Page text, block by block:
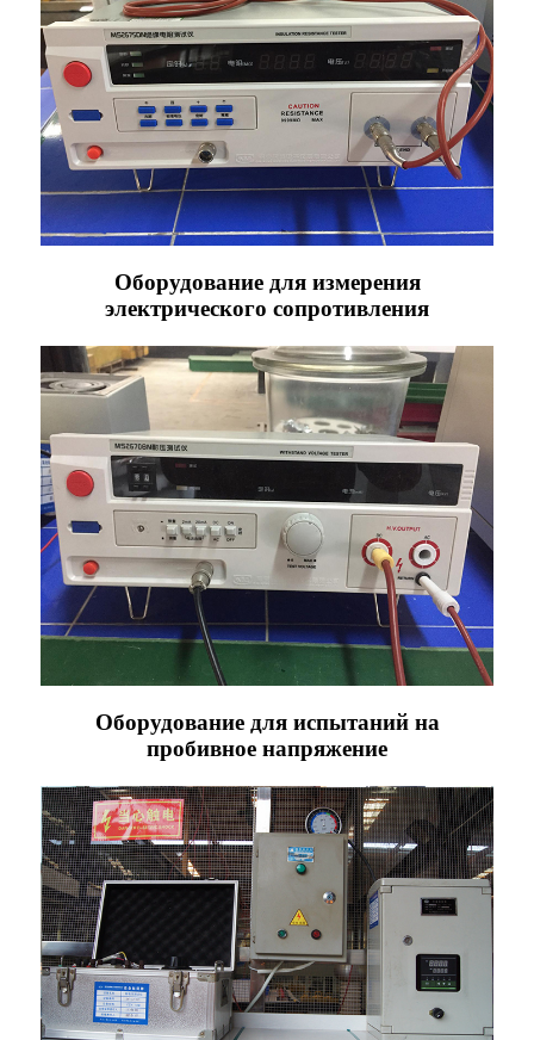
Оборудование для измерения
электрического сопротивления
Оборудование для испытаний на
пробивное напряжение